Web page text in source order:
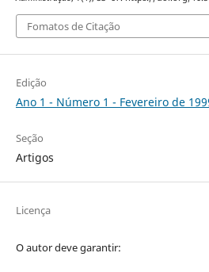
Fomatos de Citação
Edição
Ano 1 - Número 1 - Fevereiro de
Seção
Artigos
Licença
O autor deve garantir: